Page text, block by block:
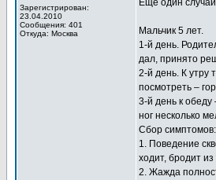
Зарегистрирован:
23.04.2010
Сообщения: 401
Откуда: Москва
Еще один
Мальчик 5 лет.
1-й день.
дал, принято
2-й день. К утру
посмотреть –
3-й день к обеду
ног несколько
Сбор симптомов:
1. Поведение
ходит, бродит
2. Жажда